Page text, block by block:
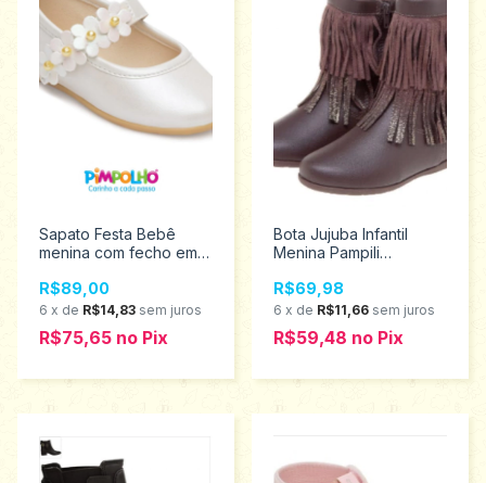
Sapato Festa Bebê
menina com fecho em
Tamanhos 16 ao 21
0120629
R$89,00
6 x de R$14,83 sem juros
R$75,65 no Pix
Bota Jujuba Infantil
Menina Pampili
R$69,98
6 x de R$11,66 sem juros
R$59,48 no Pix